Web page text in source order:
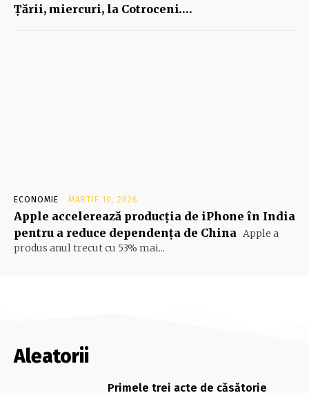
Ţării, miercuri, la Cotroceni….
ECONOMIE MARTIE 10, 2026
Apple accelerează producția de iPhone în India
pentru a reduce dependența de China Apple a
produs anul trecut cu 53% mai...
Aleatorii
Primele trei acte de căsătorie